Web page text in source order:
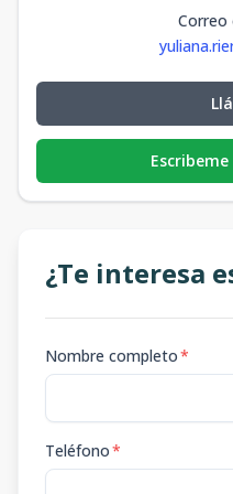
Correo
¿Te interesa
Nombre completo*
Teléfono*